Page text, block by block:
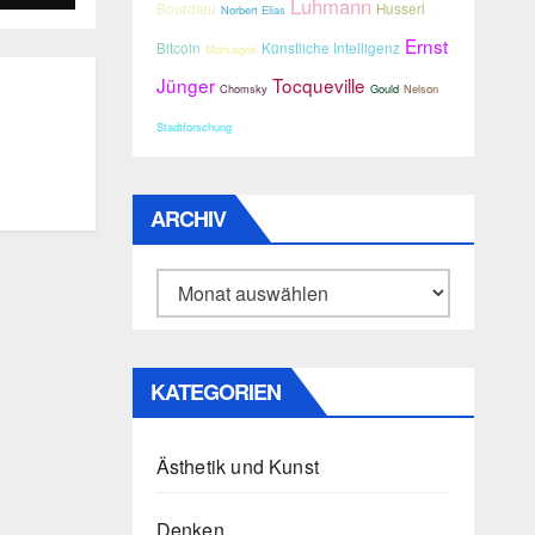
Bourdieu Norbert Elias Luhmann Husserl
Bitcoin Montaigne Künstliche Intelligenz Ernst
Jünger Chomsky Tocqueville Gould Nelson
Stadtforschung
ARCHIV
Archiv
KATEGORIEN
Ästhetik und Kunst